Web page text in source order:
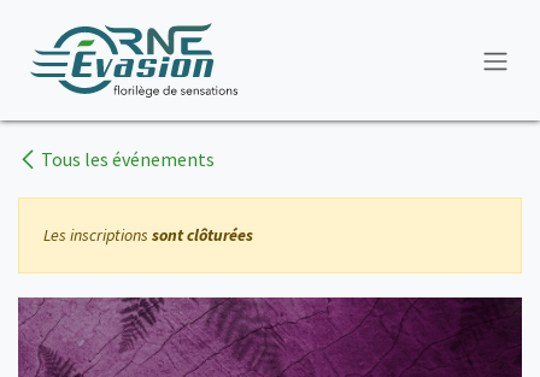
Tous les événements
Les inscriptions sont clôturées